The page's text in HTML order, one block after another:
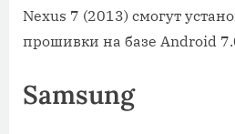
Nexus 7 (2013) смогут
прошивки на базе Android
Samsung